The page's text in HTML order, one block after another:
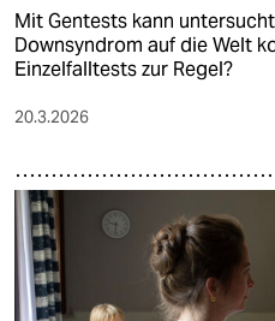
Mit Gentests kann
Downsyndrom auf die Welt
Einzelfalltests zur Regel?
20.3.2026